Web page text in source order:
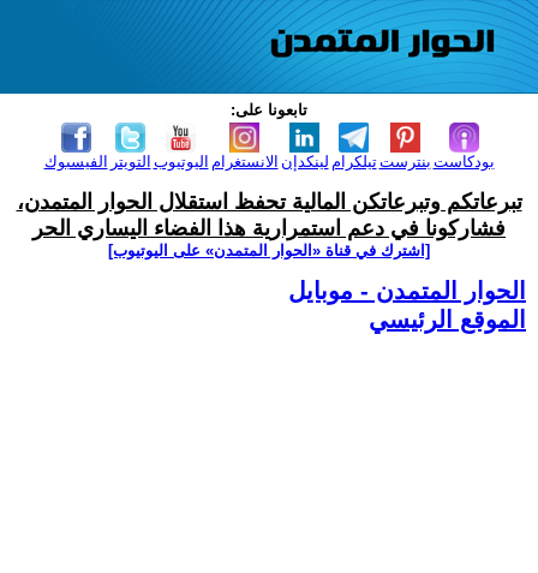
تابعونا على:
الفيسبوك التويتر اليوتيوب الانستغرام لينكدإن تيلكرامبنترست بودكاست
تبرعاتكم وتبرعاتكن المالية تحفظ استقلال الحوار المتمدن،
فشاركونا في دعم استمرارية هذا الفضاء اليساري الحر
[اشترك في قناة ‫«الحوار المتمدن» على اليوتيوب]
الحوار المتمدن - موبايل
الموقع الرئيسي